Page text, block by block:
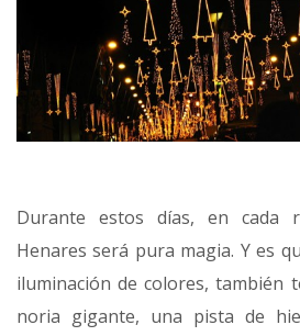
Durante estos días, en cada
Henares será pura magia. Y es
iluminación de colores, también
noria gigante, una pista de